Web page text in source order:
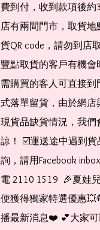
費到付，收到款項後
店有兩間門市，取貨
貨QR code，請勿到店
豐點取貨的客戶有機
需購買的客人可直接
式落單留貨，由於網
現貨品缺貨情況，我
諒！ ☑️運送途中遇到貨
詢，請用Facebook
電 2110 1519  🎉夏娃
便獲得獨家特選優惠
播最新消息❤️ 💕大家